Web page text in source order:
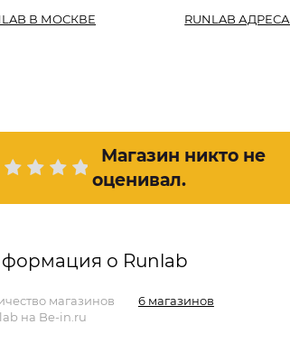
В МОСКВЕ RUNLAB АДРЕСА
Магазин никто не
оценивал.
о Runlab
магазинов
на Be-in.ru
6 магазинов